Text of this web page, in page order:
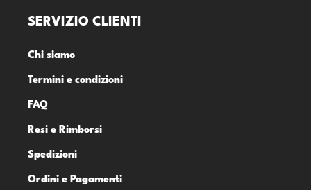
SERVIZIO CLIENTI
Chi siamo
Termini e condizioni
FAQ
Resi e Rimborsi
Spedizioni
Ordini e Pagamenti